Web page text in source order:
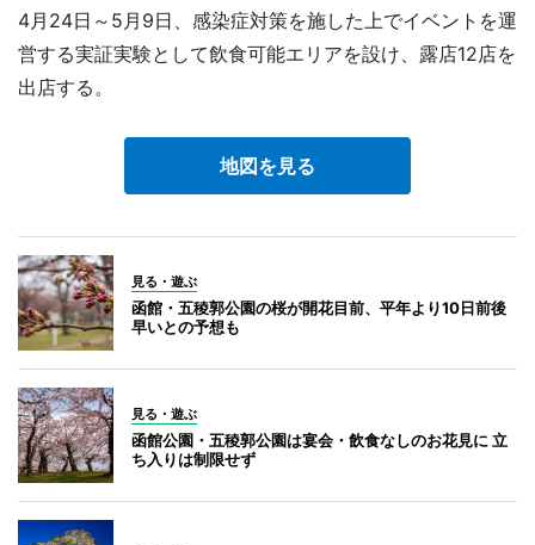
4月24日～5月9日、感染症対策を施した上でイベントを運
営する実証実験として飲食可能エリアを設け、露店12店を
出店する。
地図を見る
見る・遊ぶ
函館・五稜郭公園の桜が開花目前、平年より10日前後
早いとの予想も
見る・遊ぶ
函館公園・五稜郭公園は宴会・飲食なしのお花見に 立
ち入りは制限せず